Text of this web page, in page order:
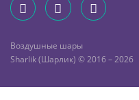
Воздушные шары
Sharlik (Шарлик) © 2016 – 2026